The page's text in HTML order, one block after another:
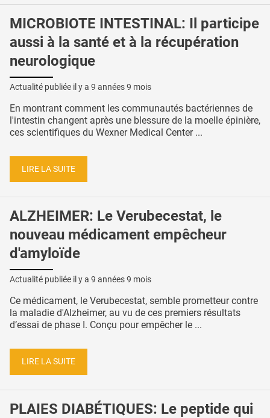
MICROBIOTE INTESTINAL: Il participe
aussi à la santé et à la récupération
neurologique
Actualité publiée il y a 9 années 9 mois
En montrant comment les communautés bactériennes de
l'intestin changent après une blessure de la moelle épinière,
ces scientifiques du Wexner Medical Center ...
LIRE LA SUITE
ALZHEIMER: Le Verubecestat, le
nouveau médicament empêcheur
d'amyloïde
Actualité publiée il y a 9 années 9 mois
Ce médicament, le Verubecestat, semble prometteur contre
la maladie d'Alzheimer, au vu de ces premiers résultats
d’essai de phase I. Conçu pour empêcher le ...
LIRE LA SUITE
PLAIES DIABÉTIQUES: Le peptide qui